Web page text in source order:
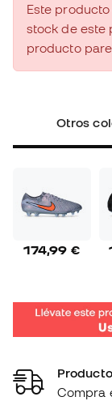
Este
stock de este
producto
Otros
174,99 €
Compra